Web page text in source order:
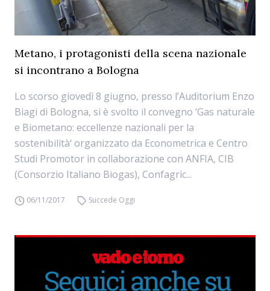
Metano, i protagonisti della scena nazionale
si incontrano a Bologna
Lo scorso giovedì 8 giugno, presso l’Auditorium Enzo
Biagi di Bologna, si è svolto il convegno ‘Gas naturale
e Biometano: eccellenze nazionali per la
sostenibilità‘ organizzato da Econometrica e Centro
Studi Promotor in collaborazione con ANFIA, CIB
(Consorzio Italiano Biogas), Confagric...
06/11/2017 Succede Oggi